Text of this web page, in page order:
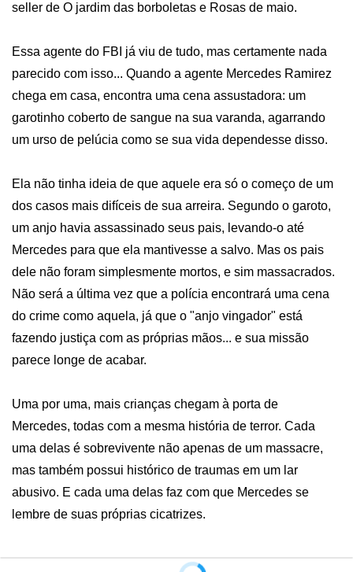
seller de O jardim das borboletas e Rosas de maio.
Essa agente do FBI já viu de tudo, mas certamente nada
parecido com isso... Quando a agente Mercedes Ramirez
chega em casa, encontra uma cena assustadora: um
garotinho coberto de sangue na sua varanda, agarrando
um urso de pelúcia como se sua vida dependesse disso.
Ela não tinha ideia de que aquele era só o começo de um
dos casos mais difíceis de sua arreira. Segundo o garoto,
um anjo havia assassinado seus pais, levando-o até
Mercedes para que ela mantivesse a salvo. Mas os pais
dele não foram simplesmente mortos, e sim massacrados.
Não será a última vez que a polícia encontrará uma cena
do crime como aquela, já que o "anjo vingador" está
fazendo justiça com as próprias mãos... e sua missão
parece longe de acabar.
Uma por uma, mais crianças chegam à porta de
Mercedes, todas com a mesma história de terror. Cada
uma delas é sobrevivente não apenas de um massacre,
mas também possui histórico de traumas em um lar
abusivo. E cada uma delas faz com que Mercedes se
lembre de suas próprias cicatrizes.